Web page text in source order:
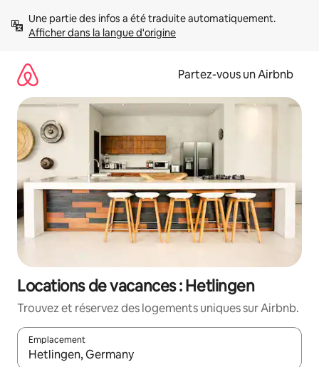
directement
Afficher dans la langue d'origine
Partez-vous un Airbnb
Locations de vacances : Hetlingen
Trouvez et réservez des logements uniques sur Airbnb.
Emplacement
Quand les résultats sont affichés, parcourez-les en utilisant